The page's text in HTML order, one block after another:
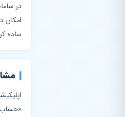
امکان
ساده